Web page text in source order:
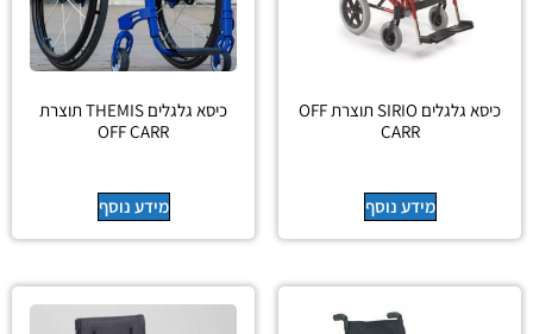
כיסא גלגלים SIRIO תוצרת OFF
CARR
מידע נוסף
כיסא גלגלים THEMIS תוצרת
OFF CARR
מידע נוסף